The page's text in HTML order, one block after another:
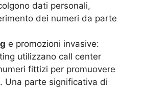
dati personali,
dei numeri da parte
e promozioni invasive:
utilizzano call center
fittizi per promuovere
Una parte significativa di